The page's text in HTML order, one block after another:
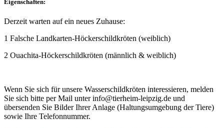
Eigenschaften:
Derzeit warten auf ein neues Zuhause:
1 Falsche Landkarten-Höckerschildkröten (weiblich)
2 Ouachita-Höckerschildkröten (männlich & weiblich)
Wenn Sie sich für unsere Wasserschildkröten interessieren, melden
Sie sich bitte per Mail unter info@tierheim-leipzig.de und
übersenden Sie Bilder Ihrer Anlage (Haltungsumgebung der Tiere)
sowie Ihre Telefonnummer.